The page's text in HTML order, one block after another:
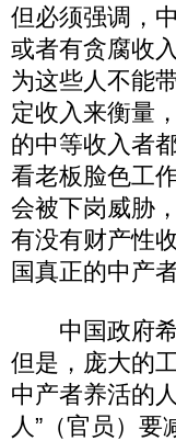
但必须强调，
或者有贪腐收
为这些人不能
定收入来衡量
的中等收入者
看老板脸色工
会被下岗威胁
有没有财产性
国真正的中产
中国政府希
但是，庞大的
中产者养活的
人”（官员）